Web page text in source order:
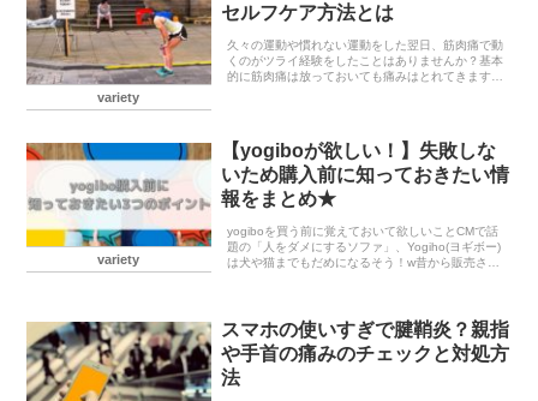
variety
セルフケア方法とは
久々の運動や慣れない運動をした翌日、筋肉痛で動
くのがツライ経験をしたことはありませんか？基本
的に筋肉痛は放っておいても痛みはとれてきます
variety
【yogiboが欲しい！】失敗しな
いため購入前に知っておきたい情
報をまとめ★
yogiboを買う前に覚えておいて欲しいことCMで話
題の「人をダメにするソファ」、Yogiho(ヨギボー)
は犬や猫までもだめになるそう！w昔から販売され
スマホの使いすぎで腱鞘炎？親指
や手首の痛みのチェックと対処方
法